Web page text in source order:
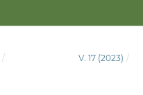
/ V. 17 (2023) /